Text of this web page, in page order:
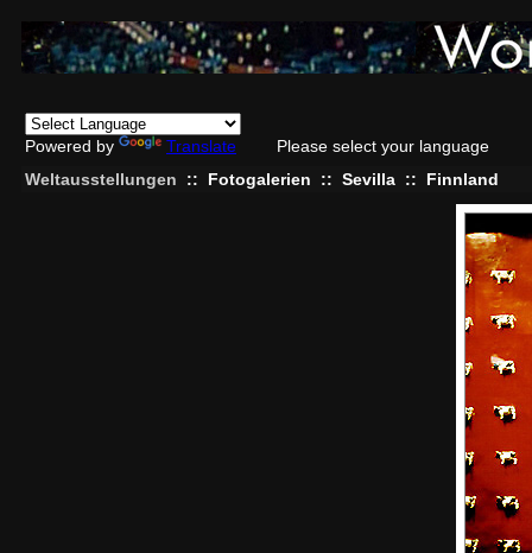
Powered by Translate
Please select your language
Weltausstellungen
:: Fotogalerien :: Sevilla :: Finnland